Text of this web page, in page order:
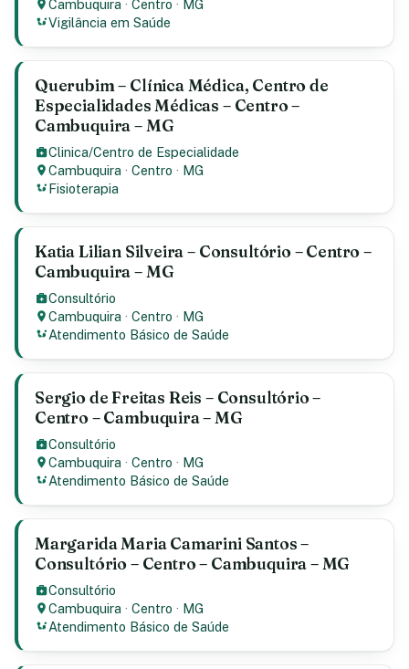
Cambuquira ·Centro · MG
Vigilância em Saúde
Querubim – Clínica Médica, Centro de
Especialidades Médicas – Centro –
Cambuquira – MG
Clinica/Centro de Especialidade
Cambuquira ·Centro · MG
Fisioterapia
Katia Lilian Silveira – Consultório – Centro –
Cambuquira – MG
Consultório
Cambuquira ·Centro · MG
Atendimento Básico de Saúde
Sergio de Freitas Reis – Consultório –
Centro – Cambuquira – MG
Consultório
Cambuquira ·Centro · MG
Atendimento Básico de Saúde
Margarida Maria Camarini Santos –
Consultório – Centro – Cambuquira – MG
Consultório
Cambuquira ·Centro · MG
Atendimento Básico de Saúde